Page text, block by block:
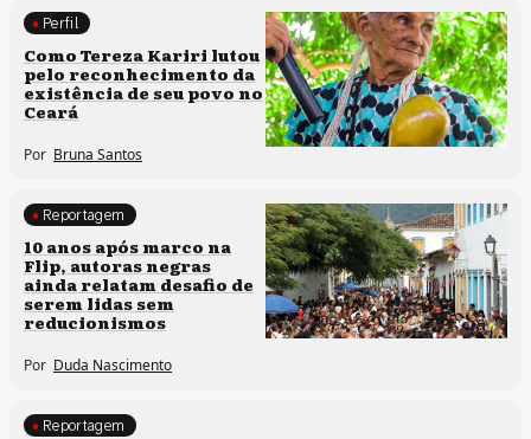
Comunidades tradicionais
Perfil
Como Tereza Kariri lutou
pelo reconhecimento da
existência de seu povo no
Ceará
Por Bruna Santos
Processos artísticos
Reportagem
10 anos após marco na
Flip, autoras negras
ainda relatam desafio de
serem lidas sem
reducionismos
Por Duda Nascimento
Reportagem